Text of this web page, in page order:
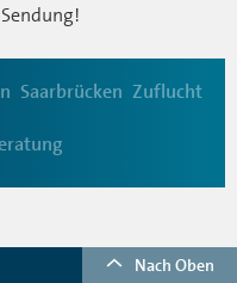
Saarbrücken Zuflucht
Nach Oben